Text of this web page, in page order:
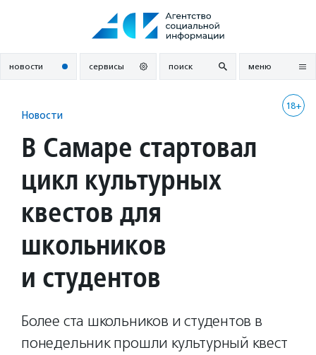
новости сервисы поиск меню
18+
Новости
В Самаре стартовал
цикл культурных
квестов для
школьников
и студентов
Более ста школьников и студентов в
понедельник прошли культурный квест